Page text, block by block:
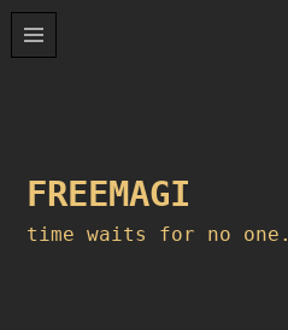
Skip
FREEMAGI
time waits for no one.